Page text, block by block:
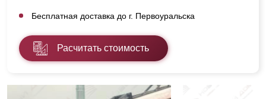
Бесплатная доставка до г. Первоуральска
Расчитать стоимость